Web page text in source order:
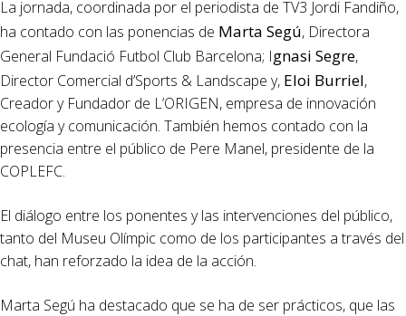
La jornada, coordinada por el periodista de TV3 Jordi Fandiño,
ha contado con las ponencias de Marta Segú, Directora
General Fundació Futbol Club Barcelona; Ignasi Segre,
Director Comercial d’Sports & Landscape y, Eloi Burriel,
Creador y Fundador de L’ORIGEN, empresa de innovación
ecología y comunicación. También hemos contado con la
presencia entre el público de Pere Manel, presidente de la
COPLEFC.
El diálogo entre los ponentes y las intervenciones del público,
tanto del Museu Olímpic como de los participantes a través del
chat, han reforzado la idea de la acción.
Marta Segú ha destacado que se ha de ser prácticos, que las